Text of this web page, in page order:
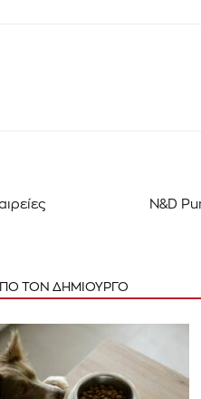
N&D
ΤΟΝ ΔΗΜΙΟΥΡΓΟ